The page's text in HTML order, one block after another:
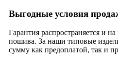
Выгодные условия
Гарантия распространяется и
пошива. За наши типовые
сумму как предоплатой, так и